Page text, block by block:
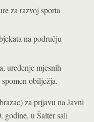
za razvoj sporta
na području
uređenje mjesnih
obilježja.
za prijavu na Javni
godine, u Šalter sali